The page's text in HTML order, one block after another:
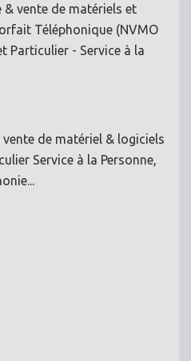
& vente de matériels et
Téléphonique (NVMO
Particulier - Service à la
de matériel & logiciels
Service à la Personne,